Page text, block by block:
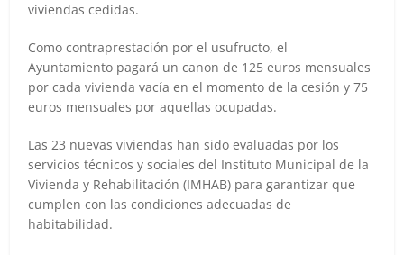
viviendas cedidas.
Como contraprestación por el usufructo, el
Ayuntamiento pagará un canon de 125 euros mensuales
por cada vivienda vacía en el momento de la cesión y 75
euros mensuales por aquellas ocupadas.
Las 23 nuevas viviendas han sido evaluadas por los
servicios técnicos y sociales del Instituto Municipal de la
Vivienda y Rehabilitación (IMHAB) para garantizar que
cumplen con las condiciones adecuadas de
habitabilidad.